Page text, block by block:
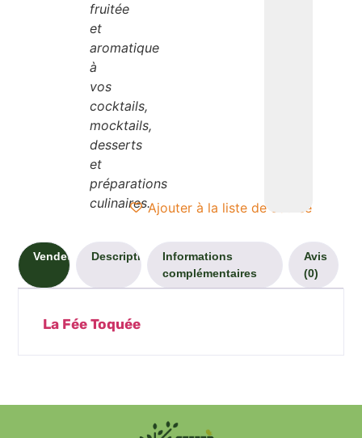
fruitée
et
aromatique
à
vos
cocktails,
mocktails,
desserts
et
préparations
culinaires.Ajouter à la liste de course
Vendeur Description
Informations
complémentaires
Avis
(0)
La Fée Toquée